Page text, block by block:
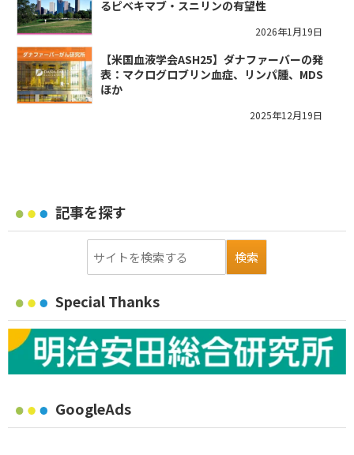
るピベキマブ・スニリンの有望性
2026年1月19日
【米国血液学会ASH25】ダナファーバーの発
表：マクログロブリン血症、リンパ腫、MDS
ほか
2025年12月19日
記事を探す
Special Thanks
GoogleAds